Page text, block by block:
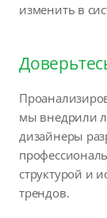
изменить в
мы внедрили
дизайнеры
структурой и
трендов.